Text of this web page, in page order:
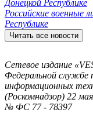
Российские военные
Республике
Читать все новости
Сетевое издание
Федеральной службе
информационных
(Роскомнадзор) 22
№ ФС 77 - 78397